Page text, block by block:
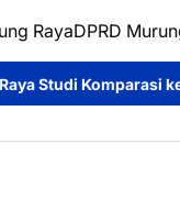
RayaDPRD
Kota Bekasi